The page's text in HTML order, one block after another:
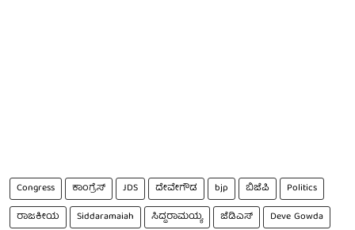
Congress ಕಾಂಗ್ರೆಸ್ JDS ದೇವೇಗೌಡ bjp ಬಿಜೆಪಿ
Politics
ರಾಜಕೀಯ
Siddaramaiah ಸಿದ್ದರಾಮಯ್ಯ ಜೆಡಿಎಸ್
Deve Gowda